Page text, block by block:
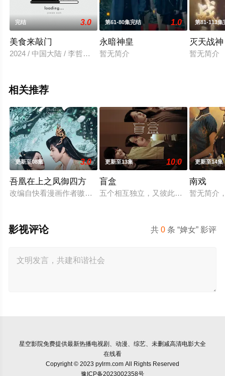
完结 3.0
美食来敲门
2024 / 中国大陆 / 李哲豪,郑水晶,张心怡,吴承泽,徐媛媛,韩松
第61-80集完结 1.0
永暗神皇
暂无简介
第81-113集
灭天战神
暂无简介
相关推荐
更新至08集 3.0
吾凰在上之凤御四方
改编自快看漫画作者嗷小泽的独家连载漫画《吾凰在上》。 现
更新至13集 10.0
盲盒
五个相互独立，又彼此呼应的故事
更新至14集
南戏
暂无简介
共0 条 “婢女” 影评
影视评论
星空影院免费提供最新热播电视剧、动漫、综艺、未删减高清电影大全
在线看
Copyright © 2023 pylrm.com All Rights Reserved
豫ICP备2023002358号